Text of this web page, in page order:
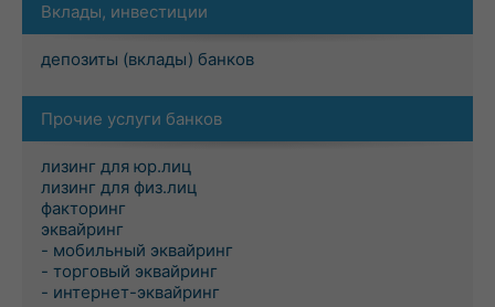
Вклады, инвестиции
депозиты (вклады) банков
Прочие услуги банков
лизинг для юр.лиц
лизинг для физ.лиц
факторинг
эквайринг
- мобильный эквайринг
- торговый эквайринг
- интернет-эквайринг